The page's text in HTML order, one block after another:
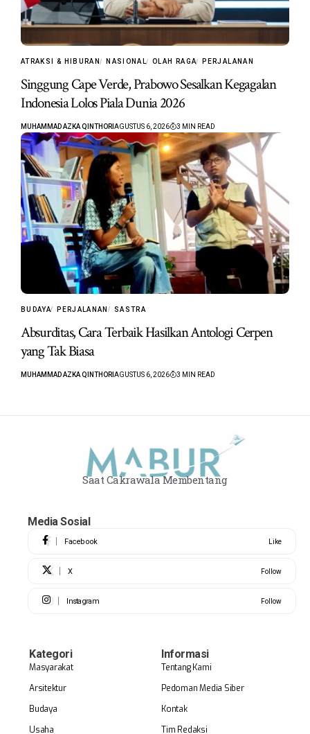
ATRAKSI & HIBURAN NASIONAL OLAH RAGA PERJALANAN
Singgung Cape Verde, Prabowo Sesalkan Kegagalan
Indonesia Lolos Piala Dunia 2026
MUHAMMAD AZKA QINTHORI AGUSTUS 6, 2026 3 MIN READ
BUDAYA PERJALANAN SASTRA
Absurditas, Cara Terbaik Hasilkan Antologi Cerpen
yang Tak Biasa
MUHAMMAD AZKA QINTHORI AGUSTUS 6, 2026 3 MIN READ
Saat Cakrawala Membentang
Media Sosial
Facebook Like
X Follow
Instagram Follow
Kategori
Masyarakat
Arsitektur
Budaya
Usaha
Informasi
Tentang Kami
Pedoman Media Siber
Kontak
Tim Redaksi